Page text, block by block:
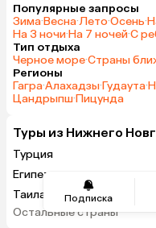
Подписка
Популярные запросы
Зима·Весна·Лето·Осень·
На 3 ночи·На 7 ночей·С
Тип отдыха
Черное море·Страны
Регионы
Гагра·Алахадзы·Гудаута·
Цандрыпш·Пицунда
Туры из Нижнего
Турция
Египет
Таиланд
ОАЭ
Остальные страны